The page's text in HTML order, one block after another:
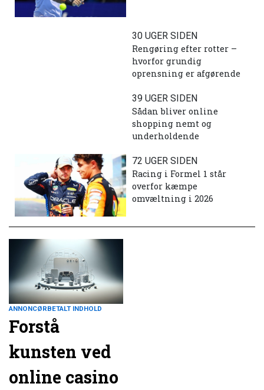
30 UGER SIDEN
Rengøring efter rotter –
hvorfor grundig
oprensning er afgørende
39 UGER SIDEN
Sådan bliver online
shopping nemt og
underholdende
72 UGER SIDEN
Racing i Formel 1 står
overfor kæmpe
omvæltning i 2026
ANNONCØRBETALT INDHOLD
Forstå
kunsten ved
online casino